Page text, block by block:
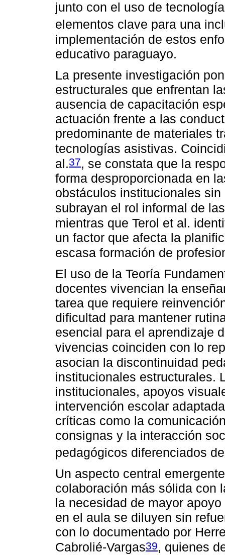
junto con el uso de
elementos clave para una
implementación de estos
educativo paraguayo.
La presente investigación
estructurales que enfrentan
ausencia de capacitación
actuación frente a las
predominante de materiales
tecnologías asistivas.
al.37, se constata que la
forma desproporcionada en
obstáculos institucionales
subrayan el rol informal de
mientras que Terol et al.
un factor que afecta la
escasa formación de
El uso de la Teoría
docentes vivencian la
tarea que requiere
dificultad para mantener
esencial para el aprendizaje
vivencias coinciden con lo
asocian la discontinuidad
institucionales estructurales.
institucionales, apoyos
intervención escolar
críticas como la
consignas y la interacción
pedagógicos diferenciados
Un aspecto central
colaboración más sólida con
la necesidad de mayor
en el aula se diluyen sin
con lo documentado por
Cabrolié-Vargas39, quienes